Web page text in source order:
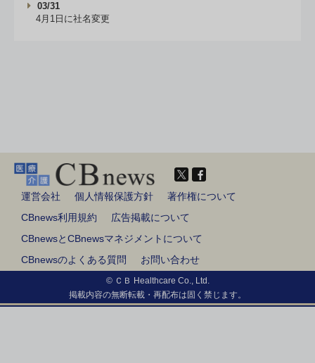
03/31
4月1日に社名変更
運営会社 個人情報保護方針
著作権について
CBnews利用規約
広告掲載について
CBnewsとCBnewsマネジメントについて
CBnewsのよくある質問
お問い合わせ
© ＣＢ Healthcare Co., Ltd.
掲載内容の無断転載・再配布は固く禁じます。